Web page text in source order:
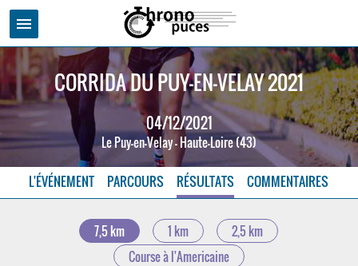
menu
CORRIDA DU PUY-EN-VELAY 2021
04/12/2021
Le Puy-en-Velay - Haute-Loire (43)
L'ÉVÉNEMENT PARCOURS RÉSULTATS COMMENTAIRES
7,5 km 1 km
2,5 km
Course à l'Americaine